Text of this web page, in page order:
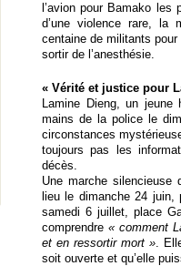
l’avion pour Bamako
d’une violence rare, la
centaine de militants
sortir de l’anesthésie.
« Vérité et justice pour
Lamine Dieng, un
mains de la police le
circonstances
toujours pas les
décès.
Une marche silencieuse
lieu le dimanche 24
samedi 6 juillet, place
comprendre « comment
et en ressortir mort ».
soit ouverte et qu’elle